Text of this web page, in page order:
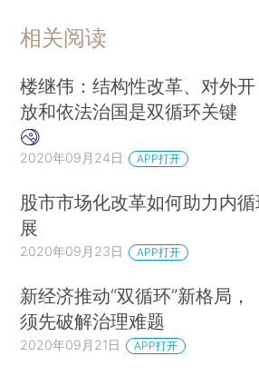
相关阅读
楼继伟：结构性改革、对外开
放和依法治国是双循环关键
2020年09月24日 APP打开
股市市场化改革如何助力内
展
2020年09月23日 APP打开
新经济推动“双循环”新格局，
须先破解治理难题
2020年09月21日 APP打开